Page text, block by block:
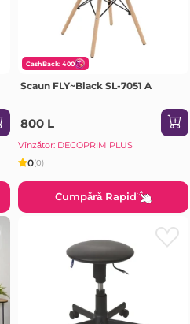
CashBack: 400
Scaun FLY~Black SL-7051 A
800 L
Vînzător: DECOPRIM PLUS
0(0)
Cumpără Rapid